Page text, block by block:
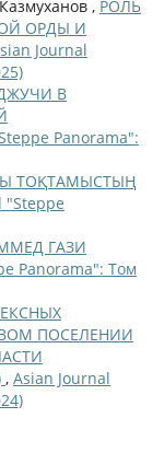
, РОЛЬ
ОРДЫ И
Journal
В
Panorama":
ТОҚТАМЫСТЫҢ
"Steppe
ГАЗИ
Panorama": Том
ПОСЕЛЕНИИ
, Asian Journal